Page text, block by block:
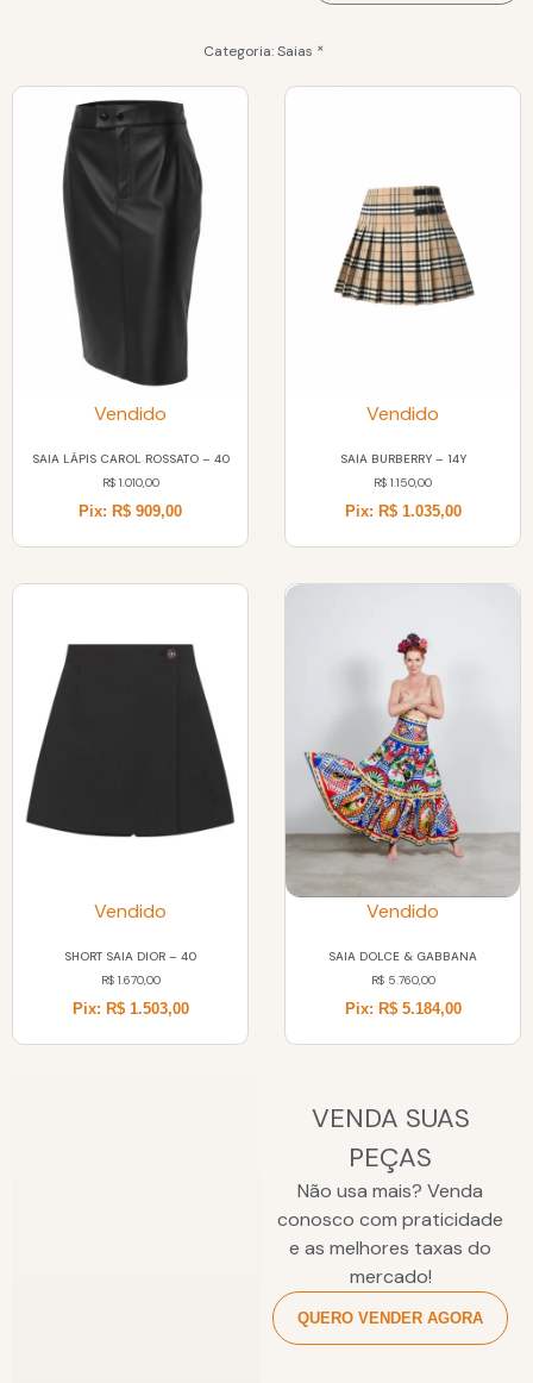
Categoria: Saias ×
Vendido
SAIA LÁPIS CAROL ROSSATO – 40
R$1.010,00
Pix: R$ 909,00
Vendido
SAIA BURBERRY – 14Y
R$ 1.150,00
Pix: R$ 1.035,00
Vendido
SHORT SAIA DIOR – 40
R$1.670,00
Pix: R$ 1.503,00
Vendido
SAIA DOLCE & GABBANA
R$5.760,00
Pix: R$ 5.184,00
VENDA SUAS
PEÇAS
Não usa mais? Venda
conosco com praticidade
e as melhores taxas do
mercado!
QUERO VENDER AGORA